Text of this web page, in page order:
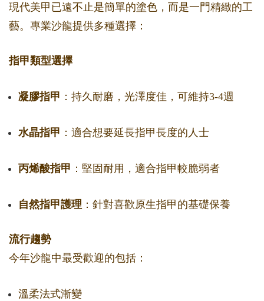
現代美甲已遠不止是簡單的塗色，而是一門精緻的工
藝。專業沙龍提供多種選擇：
指甲類型選擇
凝膠指甲 ：持久耐磨，光澤度佳，可維持3-4週
水晶指甲 ：適合想要延長指甲長度的人士
丙烯酸指甲 ：堅固耐用，適合指甲較脆弱者
自然指甲護理 ：針對喜歡原生指甲的基礎保養
流行趨勢
今年沙龍中最受歡迎的包括：
溫柔法式漸變